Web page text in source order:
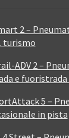
2 –
turismo
ADV 2 –
e
5 –
in pista